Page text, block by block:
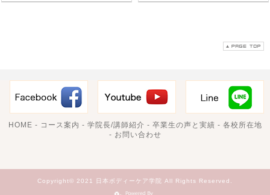
HOME - コース案内 - 学院長/講師紹介 - 卒業生の声と実績 - 各校所在地
- お問い合わせ
Copyright© 2021 日本ボディーケア学院 All Rights Reserved.